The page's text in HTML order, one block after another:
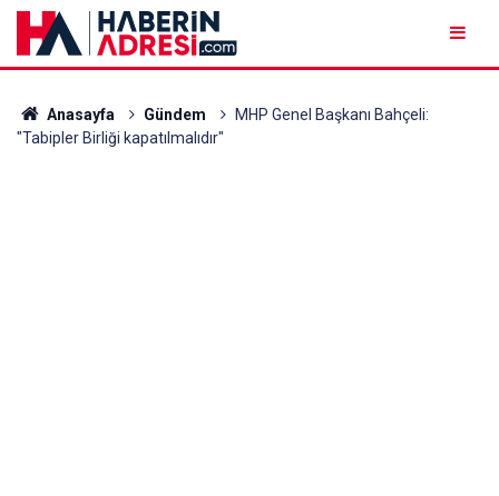
Anasayfa Gündem
MHP Genel Başkanı Bahçeli:
"Tabipler Birliği kapatılmalıdır"